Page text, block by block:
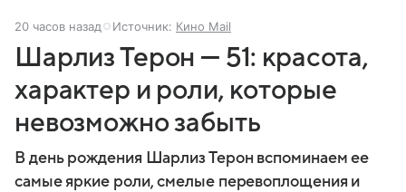
20 часов назад Источник: Кино Mail
Шарлиз Терон — 51: красота,
характер и роли, которые
невозможно забыть
В день рождения Шарлиз Терон вспоминаем ее
самые яркие роли, смелые перевоплощения и